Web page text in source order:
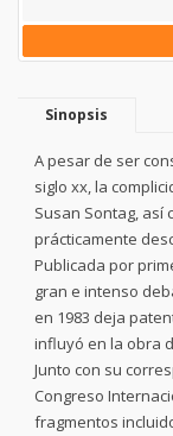
Sinopsis
A pesar de ser
siglo xx, la
Susan Sontag,
prácticamente
Publicada por
gran e intenso
en 1983 deja
influyó en la obra
Junto con su
Congreso
fragmentos